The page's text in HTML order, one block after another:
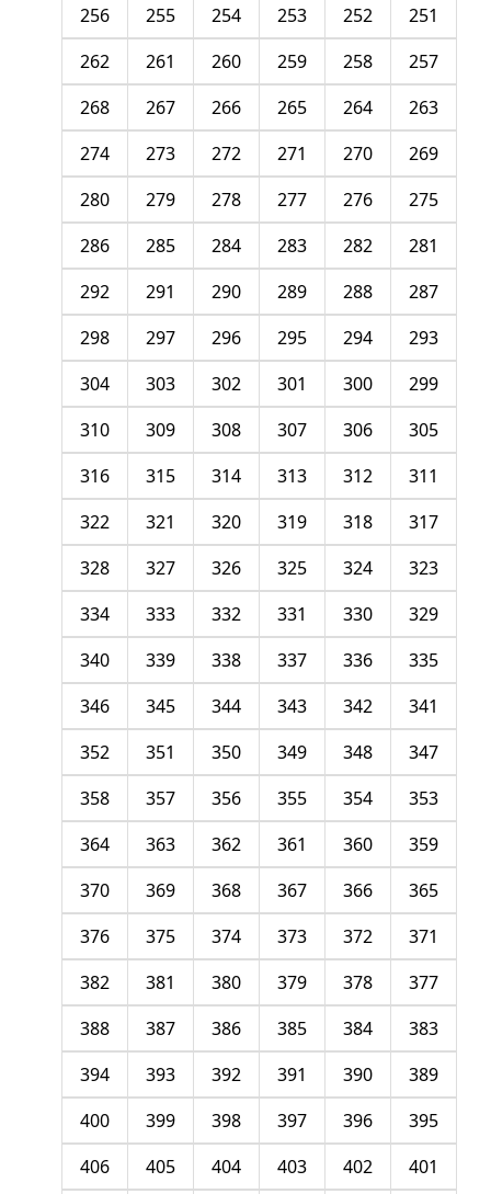
251
252
253
254
255
256
257
258
259
260
261
262
263
264
265
266
267
268
269
270
271
272
273
274
275
276
277
278
279
280
281
282
283
284
285
286
287
288
289
290
291
292
293
294
295
296
297
298
299
300
301
302
303
304
305
306
307
308
309
310
311
312
313
314
315
316
317
318
319
320
321
322
323
324
325
326
327
328
329
330
331
332
333
334
335
336
337
338
339
340
341
342
343
344
345
346
347
348
349
350
351
352
353
354
355
356
357
358
359
360
361
362
363
364
365
366
367
368
369
370
371
372
373
374
375
376
377
378
379
380
381
382
383
384
385
386
387
388
389
390
391
392
393
394
395
396
397
398
399
400
401
402
403
404
405
406